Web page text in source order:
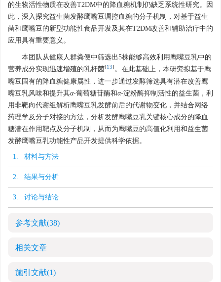
的生物活性物质在改善T2DM中的降血糖机制仍缺乏系统性研究。因
此，深入探究益生菌发酵鹰嘴豆调控血糖的分子机制，对基于益生
菌和鹰嘴豆的新型功能性食品开发及其在T2DM改善和辅助治疗中的
应用具有重要意义。
本团队从健康人群粪便中筛选出5株能够高效利用鹰嘴豆乳中的
营养成分实现迅速增殖的乳杆菌[13] 。在此基础上，本研究拟基于鹰
嘴豆固有的降血糖健康属性，进一步通过发酵筛选具有潜在改善鹰
嘴豆乳风味和提升其α-葡萄糖苷酶和α-淀粉酶抑制活性的益生菌，利
用非靶向代谢组解析鹰嘴豆乳发酵前后的代谢物变化，并结合网络
药理学及分子对接的方法，分析发酵鹰嘴豆乳关键核心成分的降血
糖潜在作用靶点及分子机制，从而为鹰嘴豆的高值化利用和益生菌
发酵鹰嘴豆乳功能性产品开发提供科学依据。
1. 材料与方法
2. 结果与分析
3. 讨论与结论
参考文献(38)
相关文章
施引文献(1)